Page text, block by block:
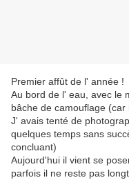
Premier affût de l' année !
Au bord de l' eau, avec le
bâche de camouflage (car
J' avais tenté de
quelques temps sans
concluant)
Aujourd'hui il vient se
parfois il ne reste pas